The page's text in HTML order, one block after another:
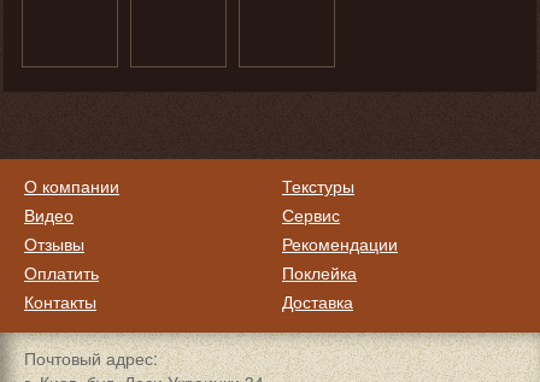
О компании
Видео
Отзывы
Оплатить
Контакты
Текстуры
Сервис
Рекомендации
Поклейка
Доставка
Почтовый адрес: